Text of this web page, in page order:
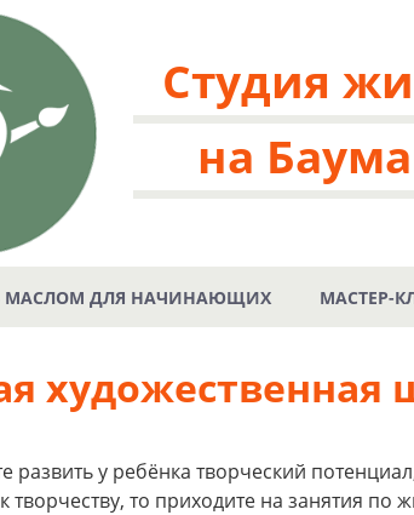
Студия
на
МАСЛОМ ДЛЯ НАЧИНАЮЩИХ МАСТЕР-
художественная
развить у ребёнка творческий
творчеству, то приходите на занятия по